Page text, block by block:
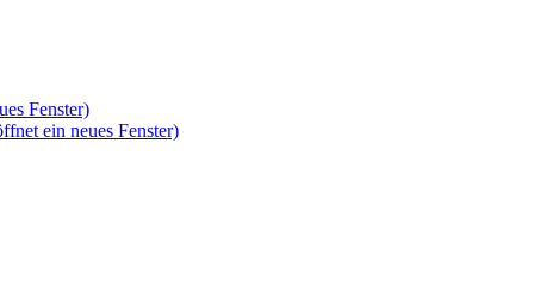
Fenster)
ein neues Fenster)